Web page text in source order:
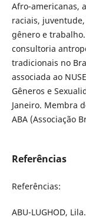
Afro-americanas,
raciais,
gênero e
consultoria
tradicionais no
associada ao
Gêneros e
Janeiro. Membra
ABA (Associação
Referências
Referências:
ABU-LUGHOD,